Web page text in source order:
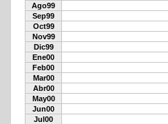
Ago99
Sep99
Oct99
Nov99
Dic99
Ene00
Feb00
Mar00
Abr00
May00
Jun00
Jul00